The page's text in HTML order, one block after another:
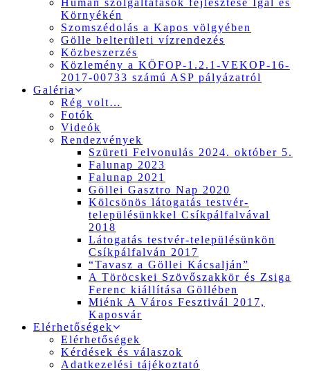
Humán szolgáltatások fejlesztése Igal és
Környékén
Szomszédolás a Kapos völgyében
Gölle belterületi vízrendezés
Közbeszerzés
Közlemény a KÖFOP-1.2.1-VEKOP-16-
2017-00733 számú ASP pályázatról
Galéria
Rég volt…
Fotók
Videók
Rendezvények
Szüreti Felvonulás 2024. október 5.
Falunap 2023
Falunap 2021
Göllei Gasztro Nap 2020
Kölcsönös látogatás testvér-
településünkkel Csíkpálfalvával
2018
Látogatás testvér-településünkön
Csíkpálfalván 2017
“Tavasz a Göllei Kácsalján”
A Töröcskei Szövőszakkör és Zsiga
Ferenc kiállítása Göllében
Miénk A Város Fesztivál 2017,
Kaposvár
Elérhetőségek
Elérhetőségek
Kérdések és válaszok
Adatkezelési tájékoztató